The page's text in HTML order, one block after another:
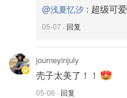
@浅夏忆汐 : 超级可爱
05-07 · 回复
journeyinjuly
壳子太美了！！
05-06 · 回复